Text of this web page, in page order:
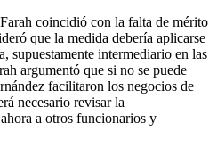
coincidió con la falta de mérito
que la medida debería aplicarse
supuestamente intermediario en las
argumentó que si no se puede
facilitaron los negocios de
necesario revisar la
a otros funcionarios y